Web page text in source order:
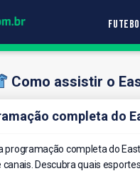
Como assistir o
completa do
programação completa do
Descubra quais